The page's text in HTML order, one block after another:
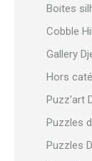
Boites
Cobble
Gallery
Hors
Puzz'art
Puzzles
Puzzles